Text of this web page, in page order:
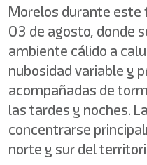
Morelos durante este
03 de agosto, donde
ambiente cálido a
nubosidad variable y
acompañadas de
las tardes y noches.
concentrarse
norte y sur del